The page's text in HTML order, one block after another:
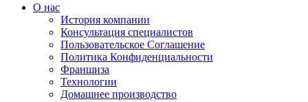
О нас
История компании
Консультация специалистов
Пользовательское Соглашение
Политика Конфиденциальности
Франшиза
Технологии
Домашнее производство